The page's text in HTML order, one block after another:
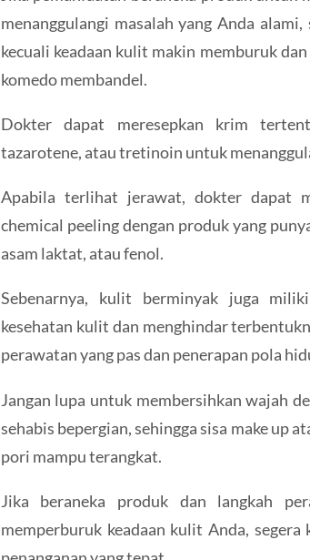
menanggulangi masalah yang Anda
kecuali keadaan kulit makin memburuk
komedo membandel.
Dokter dapat meresepkan krim
tazarotene, atau tretinoin untuk
Apabila terlihat jerawat, dokter dapat
chemical peeling dengan produk yang
asam laktat, atau fenol.
Sebenarnya, kulit berminyak juga
kesehatan kulit dan menghindar
perawatan yang pas dan penerapan pola
Jangan lupa untuk membersihkan wajah
sehabis bepergian, sehingga sisa make up
pori mampu terangkat.
Jika beraneka produk dan langkah
memperburuk keadaan kulit Anda,